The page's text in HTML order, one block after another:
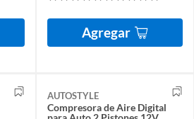
Agregar
AUTOSTYLE
Compresora de Aire Digital